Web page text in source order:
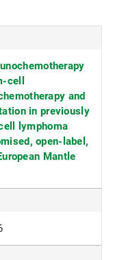
cell
and
in previously
lymphoma
open-label,
Mantle